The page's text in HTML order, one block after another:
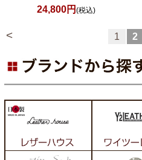
24,800円 (税込)
< 1 2